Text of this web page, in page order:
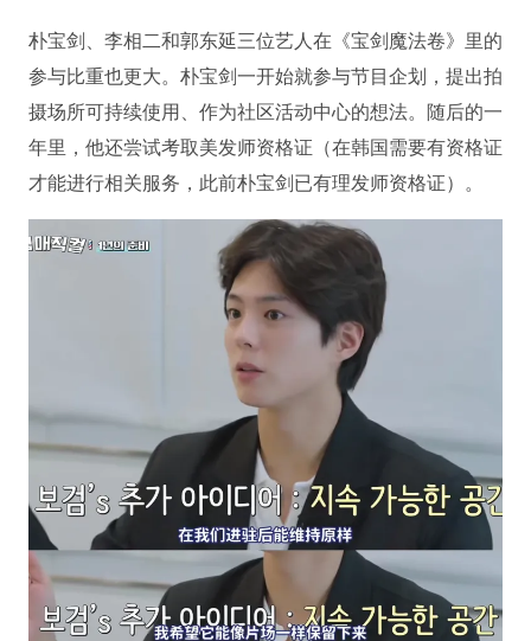
朴宝剑、李相二和郭东延三位艺人在《宝剑魔法卷》里的
参与比重也更大。朴宝剑一开始就参与节目企划，提出拍
摄场所可持续使用、作为社区活动中心的想法。随后的一
年里，他还尝试考取美发师资格证（在韩国需要有资格证
才能进行相关服务，此前朴宝剑已有理发师资格证）。